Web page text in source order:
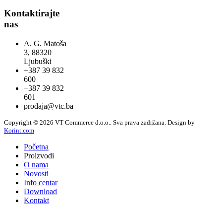
Kontaktirajte
nas
A. G. Matoša
3, 88320
Ljubuški
+387 39 832
600
+387 39 832
601
prodaja@vtc.ba
Copyright © 2026 VT Commerce d.o.o.. Sva prava zadržana. Design by
Korint.com
Početna
Proizvodi
O nama
Novosti
Info centar
Download
Kontakt